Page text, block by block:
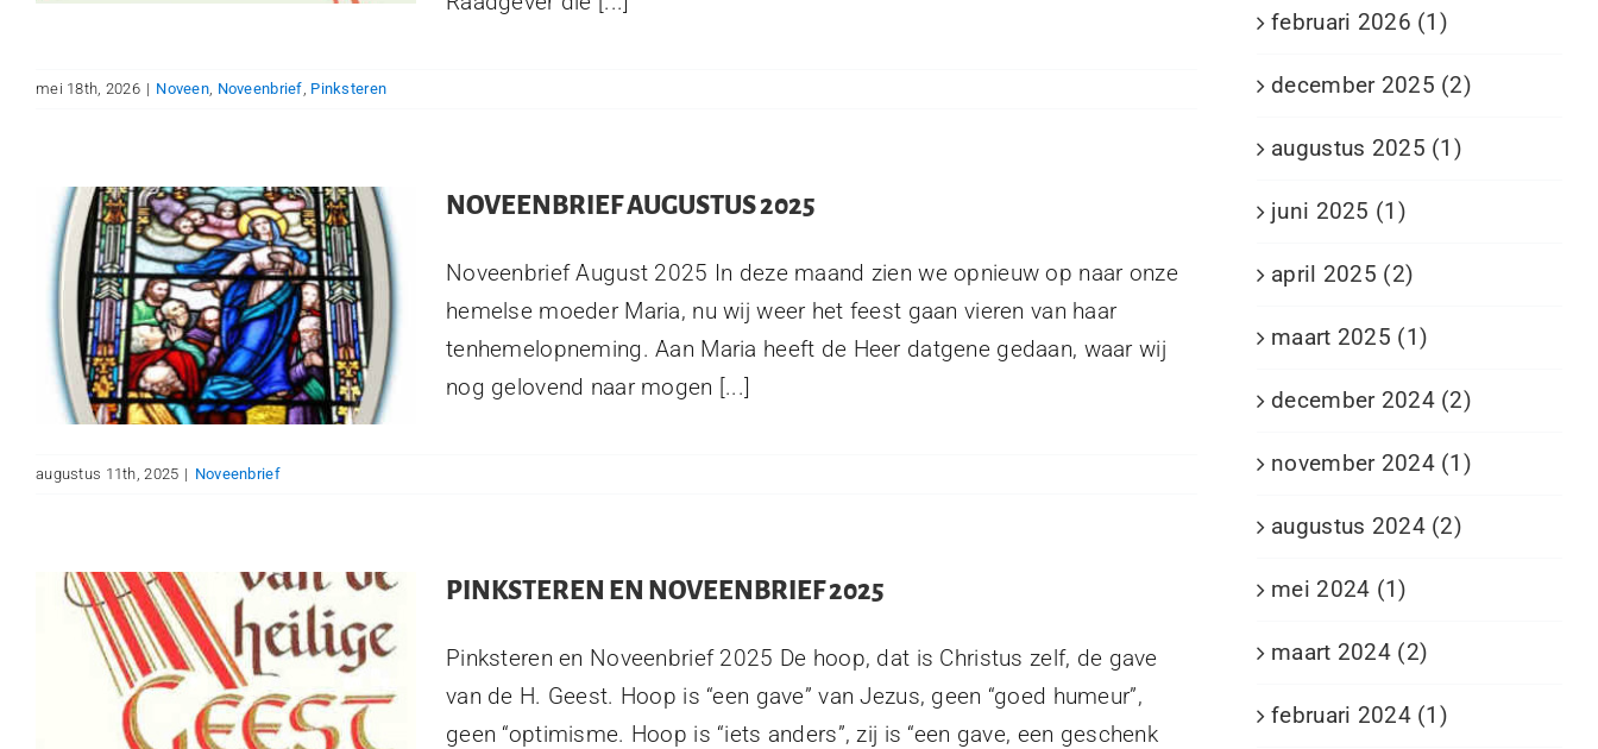
mei 18th, 2026 | Noveen, Noveenbrief, Pinksteren
NOVEENBRIEF AUGUSTUS 2025
Noveenbrief August 2025 In deze maand zien we opnieuw op naar onze
hemelse moeder Maria, nu wij weer het feest gaan vieren van haar
tenhemelopneming. Aan Maria heeft de Heer datgene gedaan, waar wij
nog gelovend naar mogen [...]
augustus 11th, 2025 | Noveenbrief
PINKSTEREN EN NOVEENBRIEF 2025
Pinksteren en Noveenbrief 2025 De hoop, dat is Christus zelf, de gave
van de H. Geest. Hoop is “een gave” van Jezus, geen “goed humeur”,
geen “optimisme. Hoop is “iets anders”, zij is “een gave, een geschenk
februari 2026 (1)
december 2025 (2)
augustus 2025 (1)
juni 2025 (1)
april 2025 (2)
maart 2025 (1)
december 2024 (2)
november 2024 (1)
augustus 2024 (2)
mei 2024 (1)
maart 2024 (2)
februari 2024 (1)